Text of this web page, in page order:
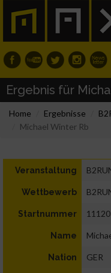
Ergebnis für
Home Ergebnisse
Michael Winter Rb
Veranstaltung
Wettbewerb
Startnummer 11120
Name
Nation GER